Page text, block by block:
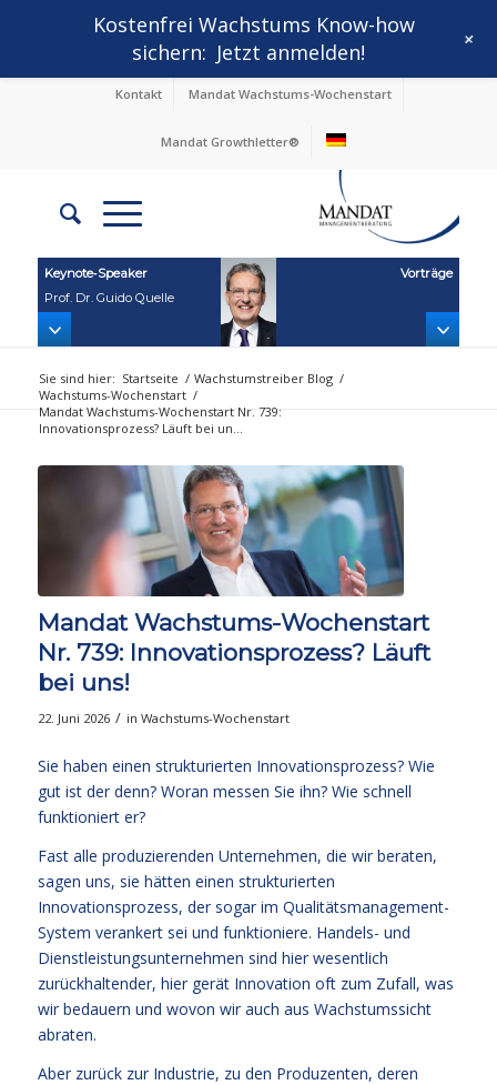
Kontakt Mandat Wachstums-Wochenstart
Mandat Growthletter®
Keynote‑Speaker
Prof. Dr. Guido Quelle
Vorträge
Sie sind hier: Startseite / Wachstumstreiber Blog /
Wachstums-Wochenstart /
Mandat Wachstums-Wochenstart Nr. 739:
Innovationsprozess? Läuft bei un...
Mandat Wachstums-Wochenstart
Nr. 739: Innovationsprozess? Läuft
bei uns!
22. Juni 2026 / in Wachstums-Wochenstart
Sie haben einen strukturierten Innovationsprozess? Wie
gut ist der denn? Woran messen Sie ihn? Wie schnell
funktioniert er?
Fast alle produzierenden Unternehmen, die wir beraten,
sagen uns, sie hätten einen strukturierten
Innovationsprozess, der sogar im Qualitätsmanagement-
System verankert sei und funktioniere. Handels- und
Dienstleistungsunternehmen sind hier wesentlich
zurückhaltender, hier gerät Innovation oft zum Zufall, was
wir bedauern und wovon wir auch aus Wachstumssicht
abraten.
Aber zurück zur Industrie, zu den Produzenten, deren
Kostenfrei Wachstums Know-how
sichern: Jetzt anmelden! +